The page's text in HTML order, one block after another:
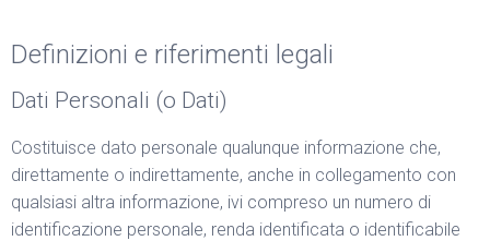
Definizioni e riferimenti legali
Dati Personali (o Dati)
Costituisce dato personale qualunque informazione che,
direttamente o indirettamente, anche in collegamento con
qualsiasi altra informazione, ivi compreso un numero di
identificazione personale, renda identificata o identificabile